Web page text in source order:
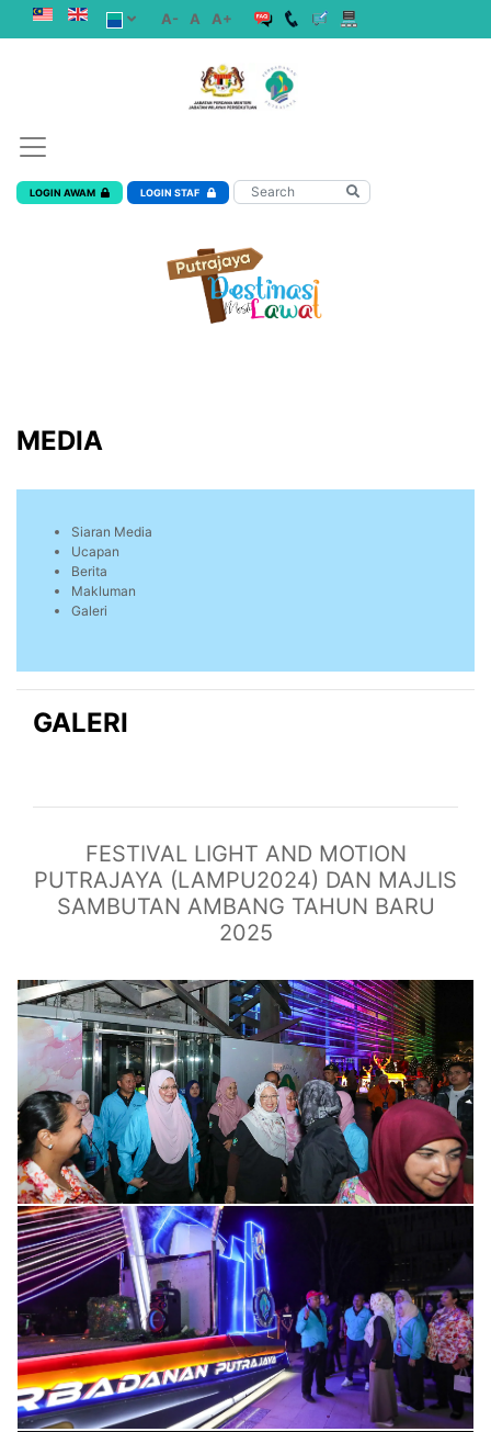
A- A A+
LOGIN AWAM LOGIN STAF
MEDIA
Siaran Media
Ucapan
Berita
Makluman
Galeri
GALERI
FESTIVAL LIGHT AND MOTION
PUTRAJAYA (LAMPU2024) DAN MAJLIS
SAMBUTAN AMBANG TAHUN BARU
2025